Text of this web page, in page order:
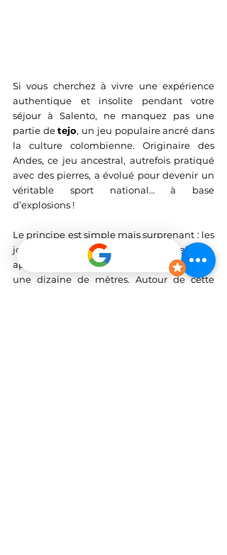
Si vous cherchez à vivre une expérience
authentique et insolite pendant votre
séjour à Salento, ne manquez pas une
partie de tejo, un jeu populaire ancré dans
la culture colombienne. Originaire des
Andes, ce jeu ancestral, autrefois pratiqué
avec des pierres, a évolué pour devenir un
véritable sport national… à base
d’explosions !
Le principe est simple mais surprenant : les
joueurs lancent un palet métallique,
appelé
, sur une cible en argile située à
une dizaine de mètres. Autour de cette